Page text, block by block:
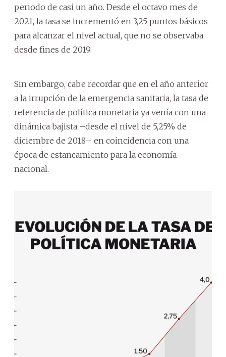
periodo de casi un año. Desde el octavo mes de
2021, la tasa se incrementó en 3,25 puntos básicos
para alcanzar el nivel actual, que no se observaba
desde fines de 2019.
Sin embargo, cabe recordar que en el año anterior
a la irrupción de la emergencia sanitaria, la tasa de
referencia de política monetaria ya venía con una
dinámica bajista –desde el nivel de 5,25% de
diciembre de 2018– en coincidencia con una
época de estancamiento para la economía
nacional.